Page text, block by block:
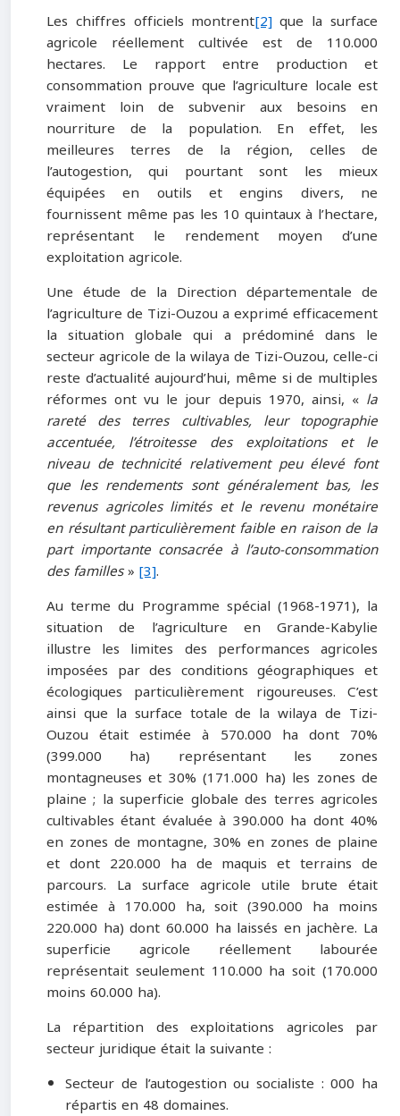
Les chiffres officiels montrent[2]que la surface
agricole réellement cultivée est de 110.000
hectares. Le rapport entre production et
consommation prouve que l’agriculture locale est
vraiment loin de subvenir aux besoins en
nourriture de la population. En effet, les
meilleures terres de la région, celles de
l’autogestion, qui pourtant sont les mieux
équipées en outils et engins divers, ne
fournissent même pas les 10 quintaux à l’hectare,
représentant le rendement moyen d’une
exploitation agricole.
Une étude de la Direction départementale de
l’agriculture de Tizi-Ouzou a exprimé efficacement
la situation globale qui a prédominé dans le
secteur agricole de la wilaya de Tizi-Ouzou, celle-ci
reste d’actualité aujourd’hui, même si de multiples
réformes ont vu le jour depuis 1970, ainsi, « la
rareté des terres cultivables, leur topographie
accentuée, l’étroitesse des exploitations et le
niveau de technicité relativement peu élevé font
que les rendements sont généralement bas, les
revenus agricoles limités et le revenu monétaire
en résultant particulièrement faible en raison de la
part importante consacrée à l’auto-consommation
des familles» [3].
Au terme du Programme spécial (1968-1971), la
situation de l’agriculture en Grande-Kabylie
illustre les limites des performances agricoles
imposées par des conditions géographiques et
écologiques particulièrement rigoureuses. C’est
ainsi que la surface totale de la wilaya de Tizi-
Ouzou était estimée à 570.000 ha dont 70%
(399.000 ha) représentant les zones
montagneuses et 30% (171.000 ha) les zones de
plaine ; la superficie globale des terres agricoles
cultivables étant évaluée à 390.000 ha dont 40%
en zones de montagne, 30% en zones de plaine
et dont 220.000 ha de maquis et terrains de
parcours. La surface agricole utile brute était
estimée à 170.000 ha, soit (390.000 ha moins
220.000 ha) dont 60.000 ha laissés en jachère. La
superficie agricole réellement labourée
représentait seulement 110.000 ha soit (170.000
moins 60.000 ha).
La répartition des exploitations agricoles par
secteur juridique était la suivante :
Secteur de l’autogestion ou socialiste : 000 ha
répartis en 48 domaines.